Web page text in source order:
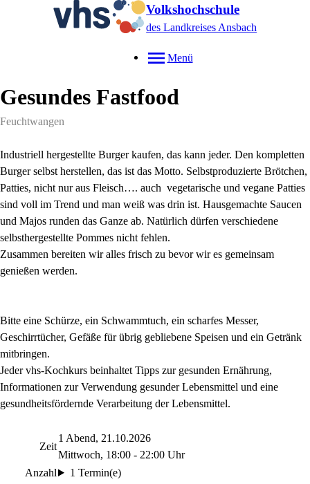
Volkshochschule
des Landkreises Ansbach
Menü
Gesundes Fastfood
Feuchtwangen
Industriell hergestellte Burger kaufen, das kann jeder. Den kompletten
Burger selbst herstellen, das ist das Motto. Selbstproduzierte Brötchen,
Patties, nicht nur aus Fleisch…. auch vegetarische und vegane Patties
sind voll im Trend und man weiß was drin ist. Hausgemachte Saucen
und Majos runden das Ganze ab. Natürlich dürfen verschiedene
selbsthergestellte Pommes nicht fehlen.
Zusammen bereiten wir alles frisch zu bevor wir es gemeinsam
genießen werden.
Bitte eine Schürze, ein Schwammtuch, ein scharfes Messer,
Geschirrtücher, Gefäße für übrig gebliebene Speisen und ein Getränk
mitbringen.
Jeder vhs-Kochkurs beinhaltet Tipps zur gesunden Ernährung,
Informationen zur Verwendung gesunder Lebensmittel und eine
gesundheitsfördernde Verarbeitung der Lebensmittel.
Zeit
1 Abend, 21.10.2026
Mittwoch, 18:00 - 22:00 Uhr
Anzahl
1 Termin(e)